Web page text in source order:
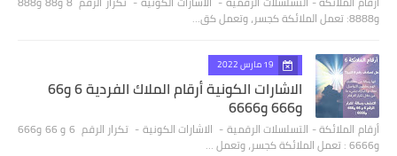
و8888: تعمل الملائكة كجسر، وتعمل كق…
19 مارس 2022
الاشارات الكونية أرقام الملاك الفردية 6 و66
و666 و6666
أرقام الملائكة - التسلسلات الرقمية - الاشارات الكونية - تكرار الرقم 6 و 66 و666
و6666 : تعمل الملائكة كجسر، وتعمل …